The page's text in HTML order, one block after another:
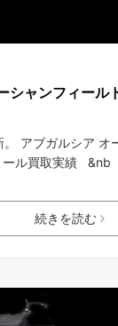
シャンフィー
アブガルシア オ
ル買取実績 &nb
続きを読む